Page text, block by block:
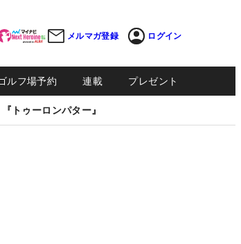
メルマガ登録 ログイン
ルフ場予約 連載 プレゼント
トゥーロンパター』